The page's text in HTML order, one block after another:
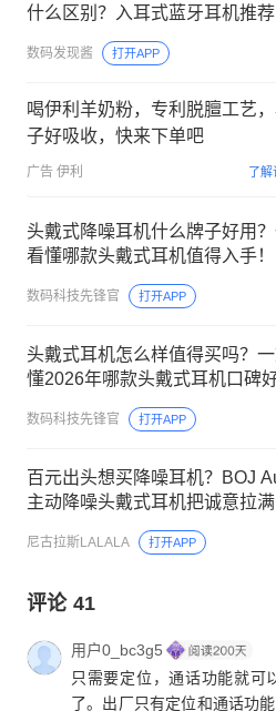
什么区别？入耳式蓝牙耳机推荐
数码发现酱 打开APP
喝伊利羊奶粉，专利脱膻工艺
子好吸收，快来下单吧
广告 伊利 了
头戴式降噪耳机什么牌子好用
看懂哪款头戴式耳机值得入手！
数码科技先锋官 打开APP
头戴式耳机怎么样值得买吗？
懂2026年哪款头戴式耳机口碑
数码科技先锋官 打开APP
百元出头想买降噪耳机？BOJ
主动降噪头戴式耳机把诚意拉满
尼古拉斯LALALA 打开APP
评论 41
用户0_bc3g5
只需要定位，通话功能就可
了。出厂只有定位和通话功能